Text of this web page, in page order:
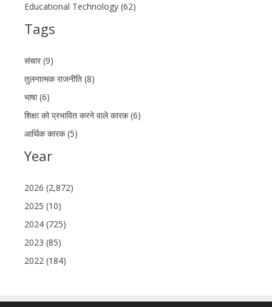
Educational Technology (62)
Tags
संचार (9)
तुलनात्मक राजनीति (8)
भाषा (6)
शिक्षा को प्रभावित करने वाले कारक (6)
आर्थिक कारक (5)
Year
2026 (2,872)
2025 (10)
2024 (725)
2023 (85)
2022 (184)